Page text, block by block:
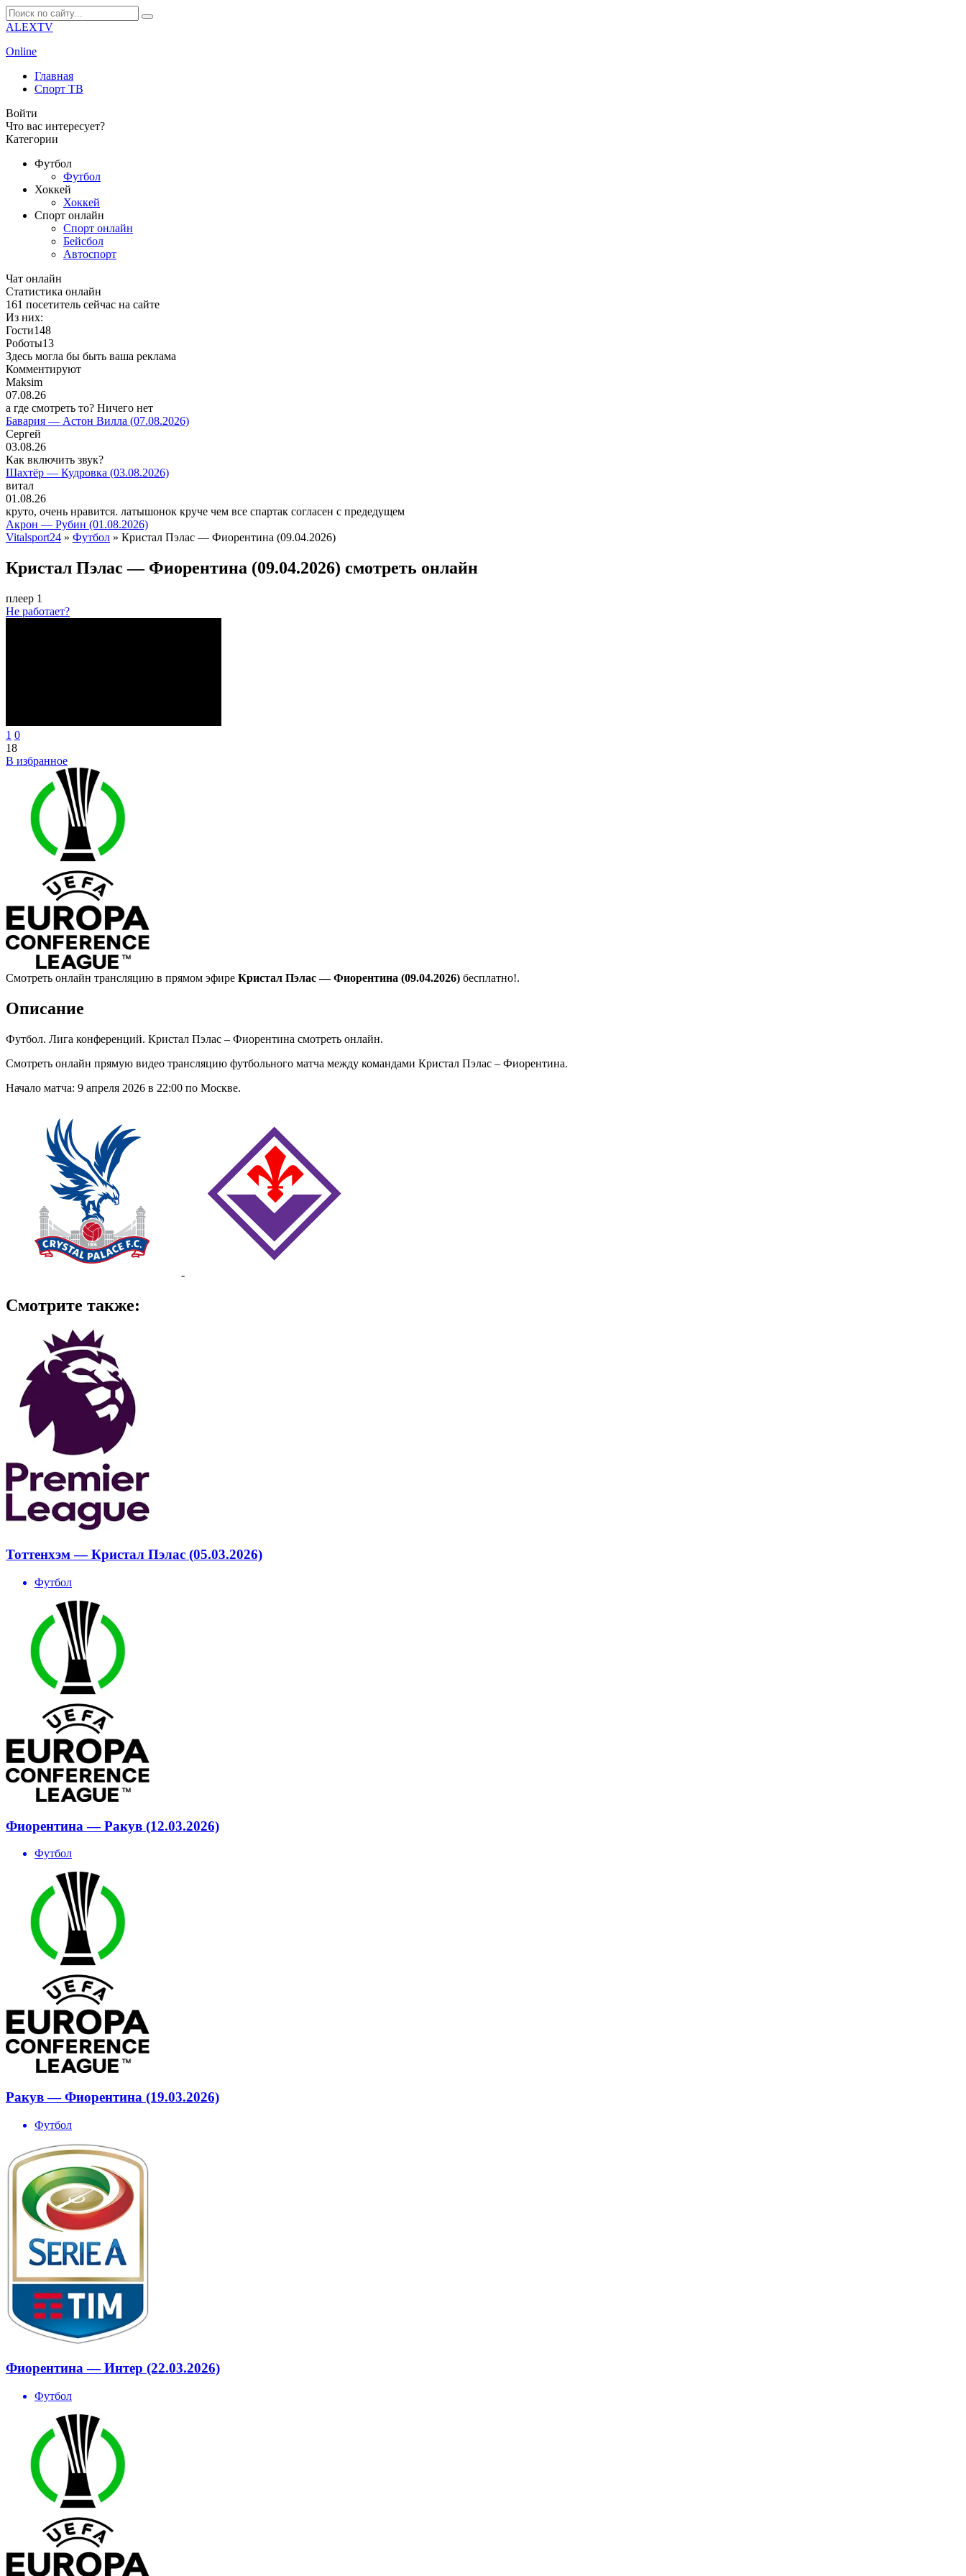
ALEXTV
Online
Главная
Спорт ТВ
Войти
Что вас интересует?
Категории
Футбол
Футбол
Хоккей
Хоккей
Спорт онлайн
Спорт онлайн
Бейсбол
Автоспорт
Чат онлайн
Cтатистика онлайн
161 посетитель сейчас на сайте
Из них:
Гости148
Роботы13
Здесь могла бы быть ваша реклама
Комментируют
Maksim
07.08.26
а где смотреть то? Ничего нет
Бавария — Астон Вилла (07.08.2026)
Сергей
03.08.26
Как включить звук?
Шахтёр — Кудровка (03.08.2026)
витал
01.08.26
круто, очень нравится. латышонок круче чем все спартак согласен с предедущем
Акрон — Рубин (01.08.2026)
Vitalsport24 » Футбол » Кристал Пэлас — Фиорентина (09.04.2026)
Кристал Пэлас — Фиорентина (09.04.2026) смотреть онлайн
плеер 1
Не работает?
1 0
18
В избранное
Смотреть онлайн трансляцию в прямом эфире Кристал Пэлас — Фиорентина (09.04.2026) бесплатно!.
Описание
Футбол. Лига конференций. Кристал Пэлас – Фиорентина смотреть онлайн.
Смотреть онлайн прямую видео трансляцию футбольного матча между командами Кристал Пэлас – Фиорентина.
Начало матча: 9 апреля 2026 в 22:00 по Москве.
-
Смотрите также:
Тоттенхэм — Кристал Пэлас (05.03.2026)
Футбол
Фиорентина — Ракув (12.03.2026)
Футбол
Ракув — Фиорентина (19.03.2026)
Футбол
Фиорентина — Интер (22.03.2026)
Футбол